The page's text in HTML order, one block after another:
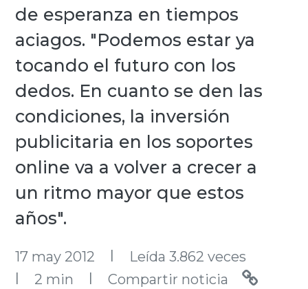
de esperanza en tiempos
aciagos. "Podemos estar ya
tocando el futuro con los
dedos. En cuanto se den las
condiciones, la inversión
publicitaria en los soportes
online va a volver a crecer a
un ritmo mayor que estos
años".
17 may 2012 l Leída 3.862 veces
l 2 min l Compartir noticia